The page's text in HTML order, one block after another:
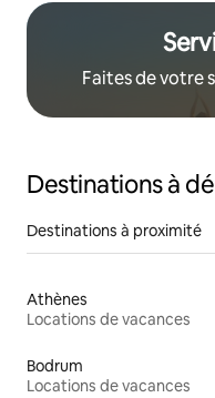
Faites de votre
Destinations à
Destinations à proximité
Athènes
Locations de vacances
Bodrum
Locations de vacances